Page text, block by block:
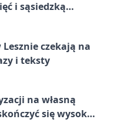
i sąsiedzką
czekają na
i teksty
na własną
się wysoką